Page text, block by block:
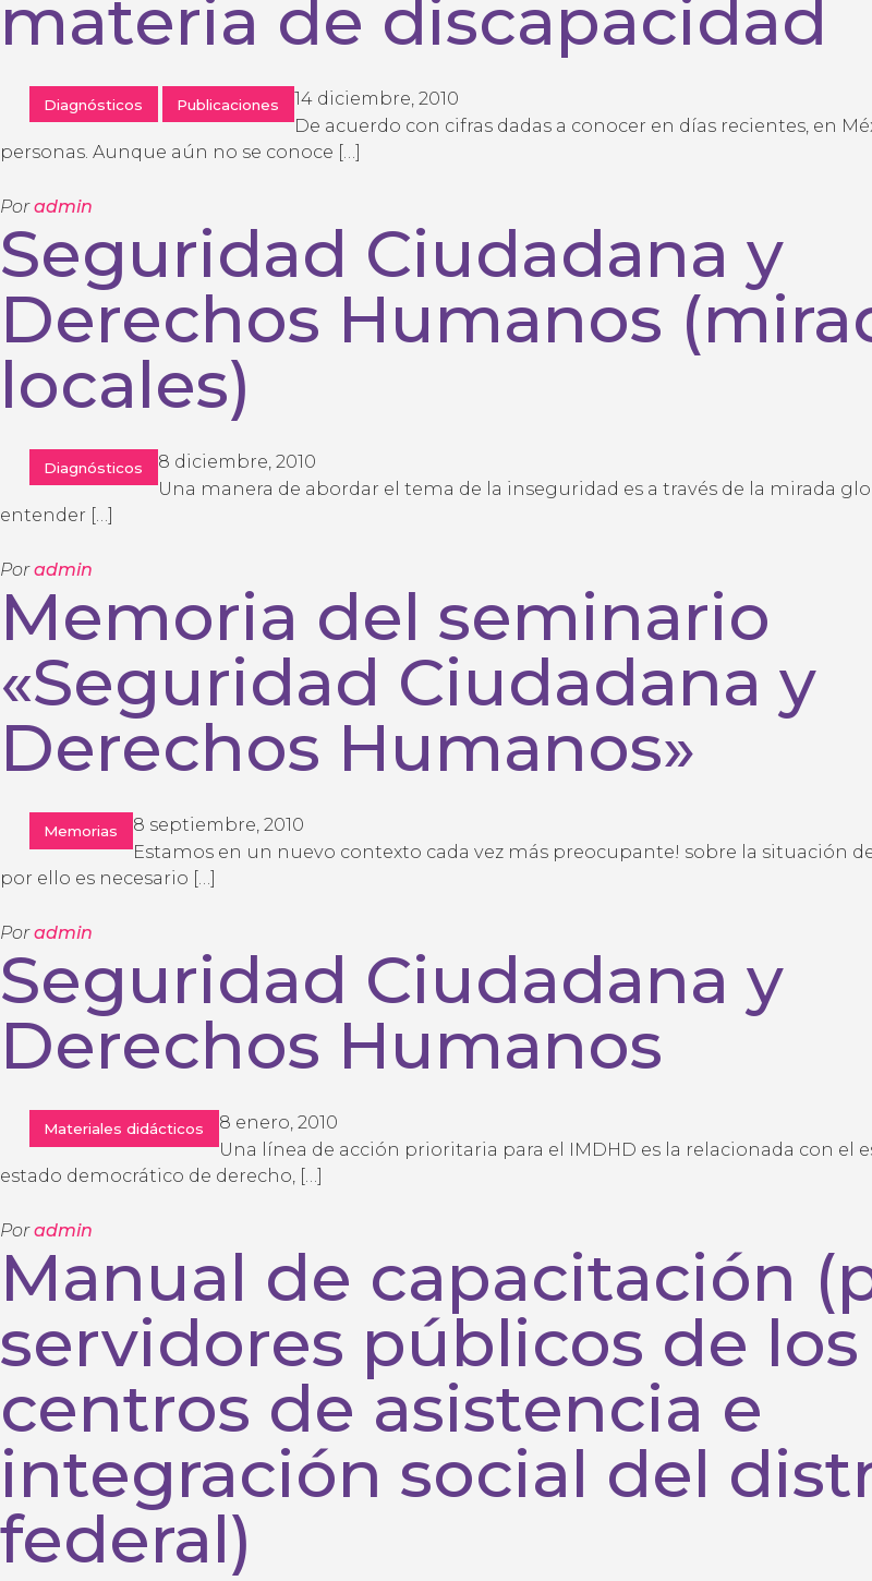
materia de discapacidad
14 diciembre, 2010
Diagnósticos Publicaciones
De acuerdo con cifras dadas a conocer en días recientes, en
personas. Aunque aún no se conoce […]
Poradmin
Seguridad Ciudadana y
Derechos Humanos
locales)
8 diciembre, 2010
Diagnósticos
Una manera de abordar el tema de la inseguridad es a través de la mirada
entender […]
Poradmin
Memoria del seminario
«Seguridad Ciudadana y
Derechos Humanos»
8 septiembre, 2010
Memorias
Estamos en un nuevo contexto cada vez más preocupante! sobre la situación
por ello es necesario […]
Poradmin
Seguridad Ciudadana y
Derechos Humanos
8 enero, 2010
Materiales didácticos
Una línea de acción prioritaria para el IMDHD es la relacionada con el
estado democrático de derecho, […]
Poradmin
Manual de capacitación
servidores públicos de los
centros de asistencia e
integración social del
federal)